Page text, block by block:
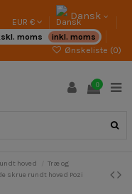
EUR € Dansk
moms
inkl. moms
Ønskeliste (0)
0
hoved
Træ og
skrue rundt hoved Pozi